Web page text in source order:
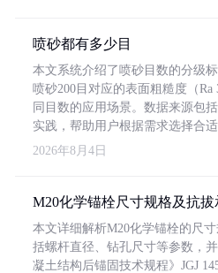
喷砂都有多少目
本文系统介绍了喷砂目数的分级
喷砂200目对应的表面粗糙度（Ra
同目数的应用场景。数据来源包
实践，帮助用户根据需求选择合适
2026年8月4日
M20化学锚栓尺寸规格及抗
本文详细解析M20化学锚栓的尺
括螺杆直径、钻孔尺寸等参数，
凝土结构后锚固技术规程》JGJ